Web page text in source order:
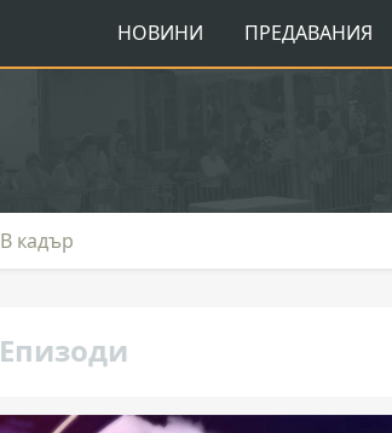
НОВИНИ ПРЕДАВАНИЯ
В кадър
Епизоди